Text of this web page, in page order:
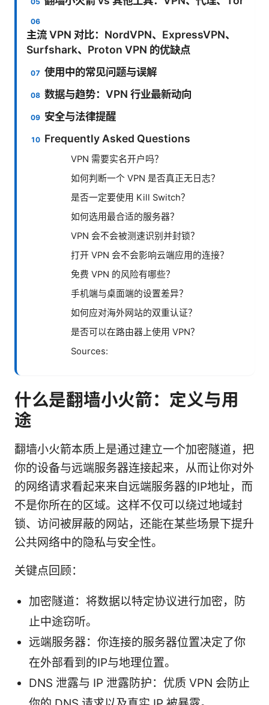
主流 VPN 对比：NordVPN、ExpressVPN、
Surfshark、Proton VPN 的优缺点
使用中的常见问题与误解
数据与趋势：VPN 行业最新动向
安全与法律提醒
Frequently Asked Questions
VPN 需要实名开户吗？
如何判断一个 VPN 是否真正无日志？
是否一定要使用 Kill Switch？
如何选用最合适的服务器？
VPN 会不会被测速识别并封锁？
打开 VPN 会不会影响云端应用的连接？
免费 VPN 的风险有哪些？
手机端与桌面端的设置差异？
如何应对海外网站的双重认证？
是否可以在路由器上使用 VPN？
Sources:
什么是翻墙小火箭：定义与用
途
翻墙小火箭本质上是通过建立一个加密隧道，把
你的设备与远端服务器连接起来，从而让你对外
的网络请求看起来来自远端服务器的IP地址，而
不是你所在的区域。这样不仅可以绕过地域封
锁、访问被屏蔽的网站，还能在某些场景下提升
公共网络中的隐私与安全性。
关键点回顾：
加密隧道：将数据以特定协议进行加密，防
止中途窃听。
远端服务器：你连接的服务器位置决定了你
在外部看到的IP与地理位置。
DNS 泄露与 IP 泄露防护：优质 VPN 会防止